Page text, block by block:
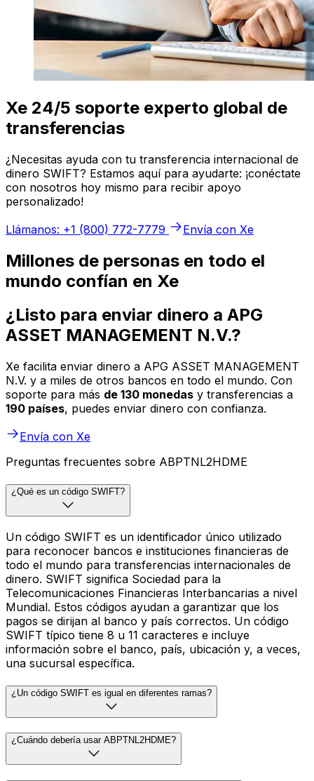
Xe 24/5 soporte experto global de
transferencias
¿Necesitas ayuda con tu transferencia internacional de
dinero SWIFT? Estamos aquí para ayudarte: ¡conéctate
con nosotros hoy mismo para recibir apoyo
personalizado!
Llámanos: +1 (800) 772-7779
Envía con Xe
Millones de personas en todo el
mundo confían en Xe
¿Listo para enviar dinero a APG
ASSET MANAGEMENT N.V.?
Xe facilita enviar dinero a APG ASSET MANAGEMENT
N.V. y a miles de otros bancos en todo el mundo. Con
soporte para más de 130 monedas y transferencias a
190 países, puedes enviar dinero con confianza.
Envía con Xe
Preguntas frecuentes sobre ABPTNL2HDME
¿Qué es un código SWIFT?
Un código SWIFT es un identificador único utilizado
para reconocer bancos e instituciones financieras de
todo el mundo para transferencias internacionales de
dinero. SWIFT significa Sociedad para la
Telecomunicaciones Financieras Interbancarias a nivel
Mundial. Estos códigos ayudan a garantizar que los
pagos se dirijan al banco y país correctos. Un código
SWIFT típico tiene 8 u 11 caracteres e incluye
información sobre el banco, país, ubicación y, a veces,
una sucursal específica.
¿Un código SWIFT es igual en diferentes ramas?
¿Cuándo debería usar ABPTNL2HDME?